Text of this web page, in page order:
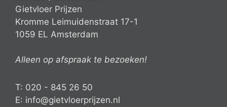
Gietvloer Prijzen
Kromme Leimuidenstraat 17-1
1059 EL Amsterdam
Alleen op afspraak te bezoeken!
T: 020 - 845 26 50
E: info@gietvloerprijzen.nl